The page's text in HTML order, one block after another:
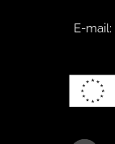
E-mail: